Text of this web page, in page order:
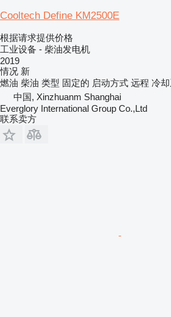
Cooltech Define KM2500E
根据请求提供价格
工业设备 - 柴油发电机
2019
情况 新
燃油 柴油 类型 固定的 启动方式 远程 冷
中国, Xinzhuanm Shanghai
Everglory International Group Co.,Ltd
联系卖方